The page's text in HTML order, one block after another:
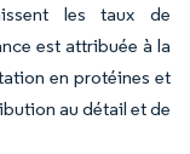
les taux de
est attribuée à la
en protéines et
au détail et de